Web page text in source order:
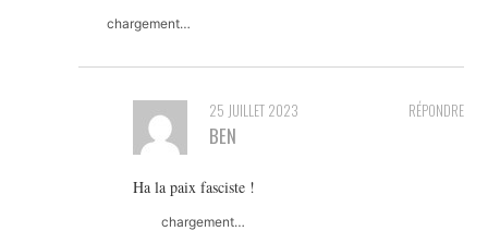
chargement…
RÉPONDRE
25 JUILLET 2023
BEN
Ha la paix fasciste !
chargement…